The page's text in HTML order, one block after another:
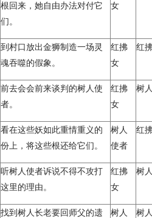
根回来，她自由办法对付它
们。
女
到村口放出金狮制造一场灵
魂吞噬的假象。
红拂
女
红
前去会会前来谈判的树人使
者。
红拂
女
树
看在这些妖如此重情重义的
份上，将这些根还给它们。
树人
使者
红
听树人使者诉说不得不攻打
这里的理由。
红拂
女
树
找到树人长老要回师父的遗
树人
树